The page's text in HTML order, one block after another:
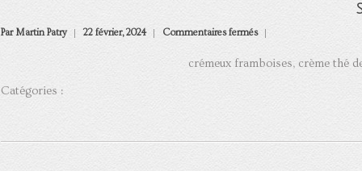
Par Martin Patry 22 février, 2024 Commentaires ferméssur
St-
crémeux framboises, crème thé
Catégories :